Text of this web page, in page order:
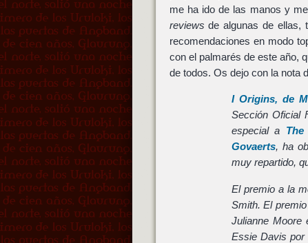
me ha ido de las manos y
reviews de algunas de ellas,
recomendaciones en modo
con el palmarés de este año,
de todos. Os dejo con la nota
I Origins, de
Sección Oficial
especial a
Govaerts, ha
muy repartido,
El premio a la
Smith. El
Julianne Moore
Essie Davis por